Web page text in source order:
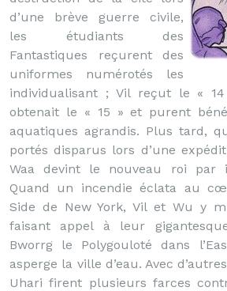
d’une brève guerre civile,
les étudiants des
Fantastiques reçurent des
uniformes numérotés les
individualisant ; Vil reçut le «
obtenait le « 15 » et purent
aquatiques agrandis. Plus tard,
portés disparus lors d’une
Waa devint le nouveau roi par
Quand un incendie éclata au
Side de New York, Vil et Wu y
faisant appel à leur
Bworrg le Polygouloté dans
asperge la ville d’eau. Avec
Uhari firent plusieurs farces